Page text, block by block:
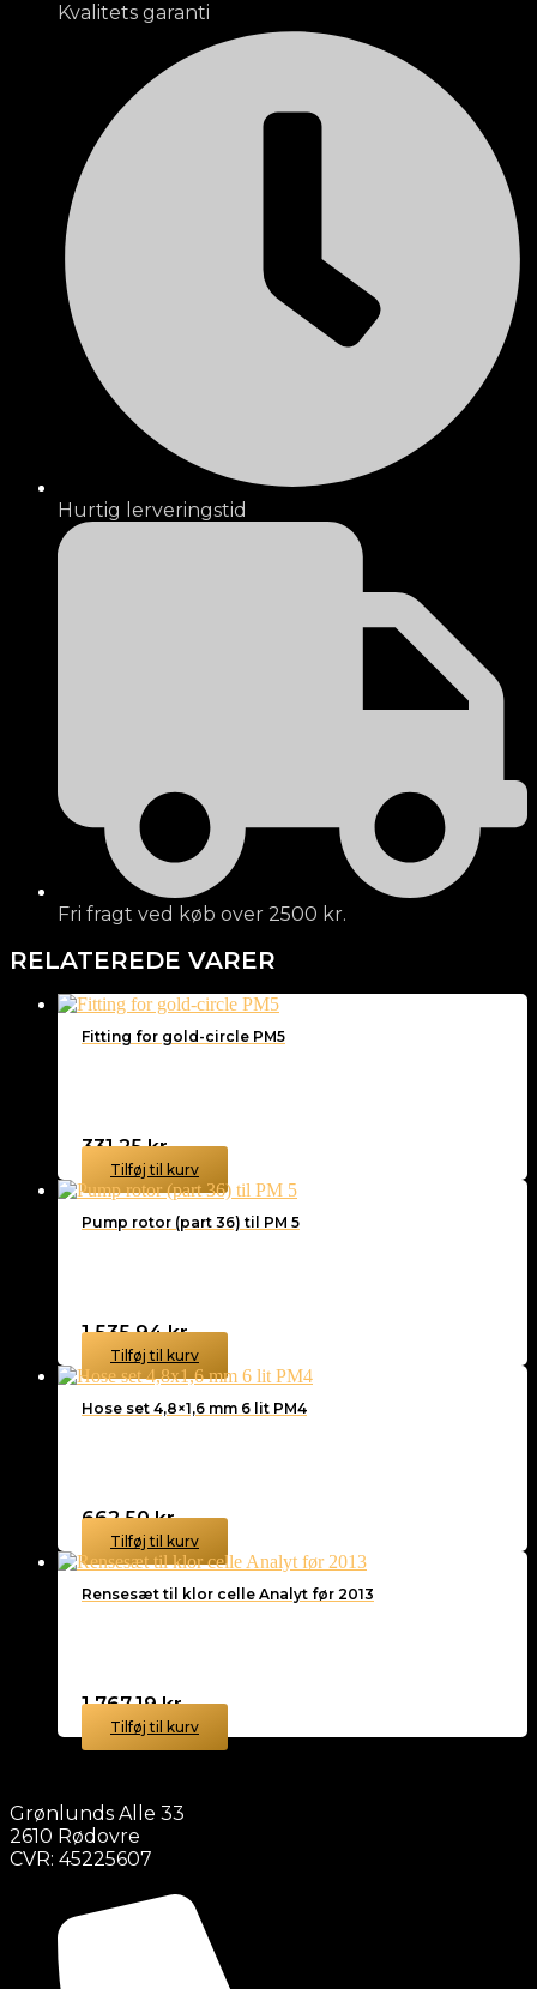
Kvalitets garanti
Hurtig lerveringstid
Fri fragt ved køb over 2500 kr.
RELATEREDE VARER
Fitting for gold-circle PM5
331,25kr.
Tilføj til kurv
Pump rotor (part 36) til PM 5
1.535,94kr.
Tilføj til kurv
Hose set 4,8×1,6 mm 6 lit PM4
662,50kr.
Tilføj til kurv
Rensesæt til klor celle Analyt før 2013
1.767,19kr.
Tilføj til kurv
Grønlunds Alle 33
2610 Rødovre
CVR: 45225607